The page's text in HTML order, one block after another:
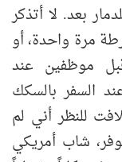
بعد. لا أتذكر
مرة واحدة، أو
موظفين عند
السفر بالسكك
للنظر أني لم
شاب أمريكي